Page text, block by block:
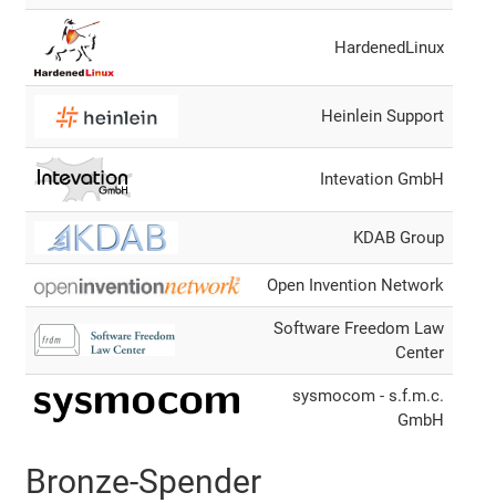
HardenedLinux
Heinlein Support
Intevation GmbH
KDAB Group
Open Invention Network
Software Freedom Law
Center
sysmocom - s.f.m.c.
GmbH
Bronze-Spender